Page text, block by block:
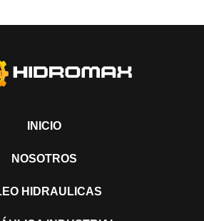
INICIO
NOSOTROS
HIDRAULICAS